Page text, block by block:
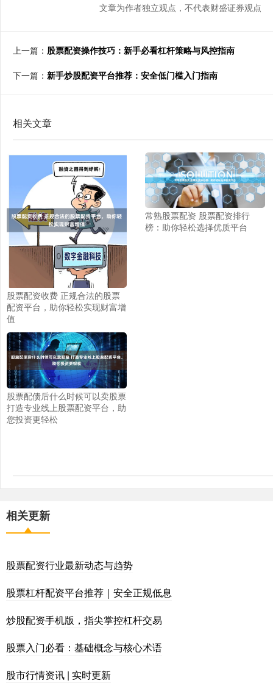
文章为作者独立观点，不代表财盛证券观点
上一篇： 股票配资操作技巧：新手必看杠杆策略与风控指南
下一篇： 新手炒股配资平台推荐：安全低门槛入门指南
相关文章
股票配资收费 正规合法的股票
配资平台，助你轻松实现财富增
值
常熟股票配资 股票配资排行
榜：助你轻松选择优质平台
股票配债后什么时候可以卖股票
打造专业线上股票配资平台，助
您投资更轻松
相关更新
股票配资行业最新动态与趋势
股票杠杆配资平台推荐｜安全正规低息
炒股配资手机版，指尖掌控杠杆交易
股票入门必看：基础概念与核心术语
股市行情资讯 | 实时更新